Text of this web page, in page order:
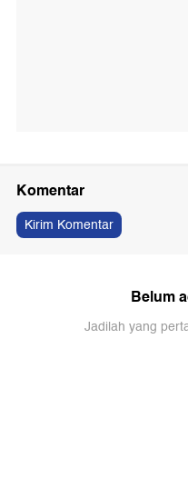
Komentar
Kirim Komentar
Belum
Jadilah yang